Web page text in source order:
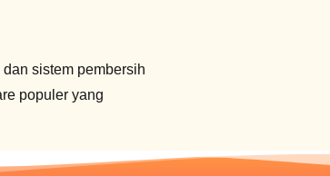
sistem pembersih
populer yang